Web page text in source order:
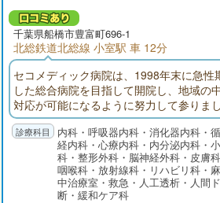
千葉県船橋市豊富町696-1
北総鉄道北総線 小室駅 車 12分
セコメディック病院は、1998年末に急性
した総合病院を目指して開院し、地域の
対応が可能になるように努力して参りま
期リハビリテーション病棟、地域包括ケ
療にも注力しております。
内科・呼吸器内科・消化器内科・
経内科・心療内科・内分泌内科・
科・整形外科・脳神経外科・皮膚
咽喉科・放射線科・リハビリ科・
中治療室・救急・人工透析・人間
断・緩和ケア科